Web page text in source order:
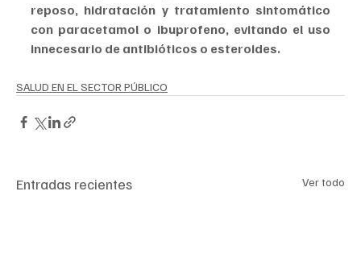
reposo, hidratación y tratamiento sintomático
con paracetamol o ibuprofeno, evitando el uso
innecesario de antibióticos o esteroides.
SALUD EN EL SECTOR PÚBLICO
Entradas recientes Ver todo